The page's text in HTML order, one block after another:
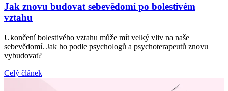
Jak znovu budovat sebevědomí po bolestivém
vztahu
Ukončení bolestivého vztahu může mít velký vliv na naše
sebevědomí. Jak ho podle psychologů a psychoterapeutů znovu
vybudovat?
Celý článek